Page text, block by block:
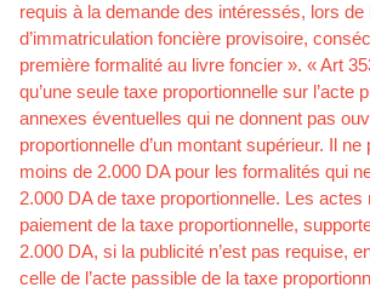
requis à la demande des intéressés, lors de
d’immatriculation foncière provisoire,
première formalité au livre foncier ». « Art
qu’une seule taxe proportionnelle sur l’acte
annexes éventuelles qui ne donnent pas
proportionnelle d’un montant supérieur. Il
moins de 2.000 DA pour les formalités qui
2.000 DA de taxe proportionnelle. Les
paiement de la taxe proportionnelle,
2.000 DA, si la publicité n’est pas requise,
celle de l’acte passible de la taxe